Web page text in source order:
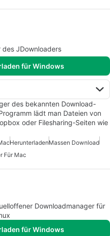
JDownloaders
für Windows
des bekannten Download-
lädt man Dateien von
oder Filesharing-Seiten wie
HerunterladenMassen Download
Für Mac
Downloadmanager für
für Windows